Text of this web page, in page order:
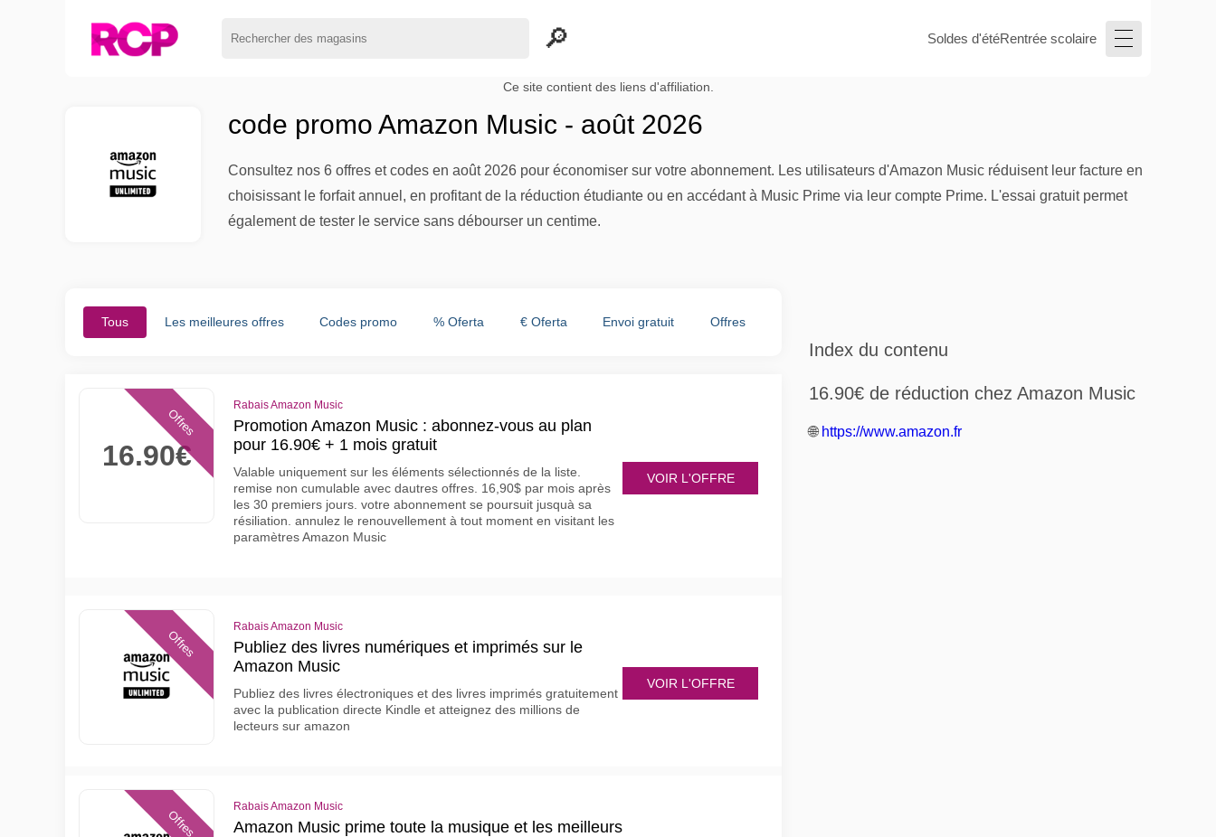
Soldes d'étéRentrée scolaire
Ce site contient des liens d'affiliation.
code promo Amazon Music - août 2026
Consultez nos 6 offres et codes en août 2026 pour économiser sur votre abonnement. Les utilisateurs d'Amazon Music réduisent leur facture en
choisissant le forfait annuel, en profitant de la réduction étudiante ou en accédant à Music Prime via leur compte Prime. L'essai gratuit permet
également de tester le service sans débourser un centime.
Tous Les meilleures offres Codes promo % Oferta € Oferta Envoi gratuit Offres
16.90€
Offres
Rabais Amazon Music
Promotion Amazon Music : abonnez-vous au plan
pour 16.90€ + 1 mois gratuit
Valable uniquement sur les éléments sélectionnés de la liste.
remise non cumulable avec dautres offres. 16,90$ par mois après
les 30 premiers jours. votre abonnement se poursuit jusquà sa
résiliation. annulez le renouvellement à tout moment en visitant les
paramètres Amazon Music
VOIR L'OFFRE
Offres
Rabais Amazon Music
Publiez des livres numériques et imprimés sur le
Amazon Music
Publiez des livres électroniques et des livres imprimés gratuitement
avec la publication directe Kindle et atteignez des millions de
lecteurs sur amazon
VOIR L'OFFRE
Offres
Rabais Amazon Music
Amazon Music prime toute la musique et les meilleurs
Index du contenu
16.90€ de réduction chez Amazon Music
🌐 https://www.amazon.fr